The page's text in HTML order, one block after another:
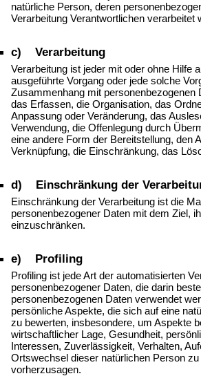
natürliche Person, deren
Verarbeitung Verantwortlichen verarbeitet
c) Verarbeitung
Verarbeitung ist jeder mit oder ohne Hilfe
ausgeführte Vorgang oder jede solche
Zusammenhang mit personenbezogenen
das Erfassen, die Organisation, das
Anpassung oder Veränderung, das
Verwendung, die Offenlegung durch
eine andere Form der Bereitstellung, den
Verknüpfung, die Einschränkung, das
d) Einschränkung der
Einschränkung der Verarbeitung ist die
personenbezogener Daten mit dem Ziel,
einzuschränken.
e) Profiling
Profiling ist jede Art der automatisierten
personenbezogener Daten, die darin
personenbezogenen Daten verwendet
persönliche Aspekte, die sich auf eine
zu bewerten, insbesondere, um Aspekte
wirtschaftlicher Lage, Gesundheit,
Interessen, Zuverlässigkeit, Verhalten,
Ortswechsel dieser natürlichen Person
vorherzusagen.